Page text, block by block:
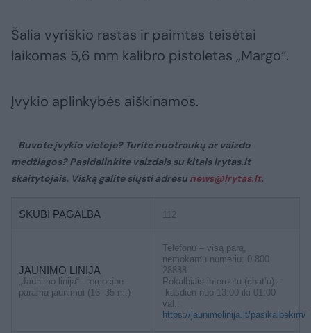
Šalia vyriškio rastas ir paimtas teisėtai
laikomas 5,6 mm kalibro pistoletas „Margo“.
Įvykio aplinkybės aiškinamos.
Buvote įvykio vietoje? Turite nuotraukų ar vaizdo
medžiagos? Pasidalinkite vaizdais su kitais lrytas.lt
skaitytojais. Viską galite siųsti adresu news@lrytas.lt.
SKUBI PAGALBA 112
JAUNIMO LINIJA
„Jaunimo linija“ – emocinė
parama jaunimui (16–35 m.)
Telefonu – visą parą,
nemokamu numeriu: 0 800
28888
Pokalbiais internetu (chat’u) –
kasdien nuo 13:00 iki 01:00
val.:
https://jaunimolinija.lt/pasikalbekim/